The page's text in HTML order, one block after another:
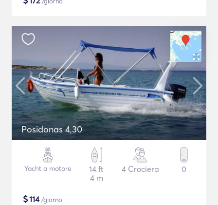
Posidonas 4,30
Yacht a motore
14 ft
4 m
4 Crociera 0
$114/giorno